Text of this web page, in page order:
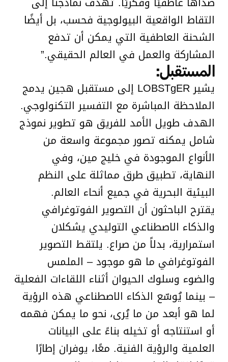
التقاط الواقعية البيولوجية فحسب، بل أيضًا
الشحنة العاطفية التي يمكن أن تدفع
المشاركة والعمل في العالم الحقيقي.”
المستقبل:
يشير LOBSTgER إلى مستقبل هجين يدمج
الملاحظة المباشرة مع التفسير التكنولوجي.
الهدف طويل الأمد للفريق هو تطوير نموذج
شامل يمكنه تصور مجموعة واسعة من
الأنواع الموجودة في خليج مين، وفي
النهاية، تطبيق طرق مماثلة على النظم
البيئية البحرية في جميع أنحاء العالم.
يقترح الباحثون أن التصوير الفوتوغرافي
والذكاء الاصطناعي التوليدي يشكلان
استمرارية، بدلاً من صراع. يلتقط التصوير
الفوتوغرافي ما هو موجود – الملمس
والضوء وسلوك الحيوان أثناء اللقاءات الفعلية
– بينما يُوسّع الذكاء الاصطناعي هذه الرؤية
لما هو أبعد من ما يُرى، نحو ما يمكن فهمه
أو استنتاجه أو تخيله بناءً على البيانات
العلمية والرؤية الفنية. معًا، يوفران إطارًا